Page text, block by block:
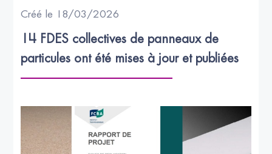
Créé le 18/03/2026
14 FDES collectives de panneaux de
particules ont été mises à jour et publiées